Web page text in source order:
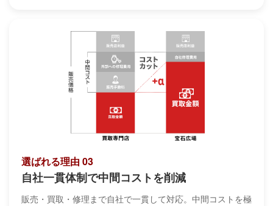
選ばれる理由 03
自社一貫体制で中間コストを削減
販売・買取・修理まで自社で一貫して対応。中間コストを極